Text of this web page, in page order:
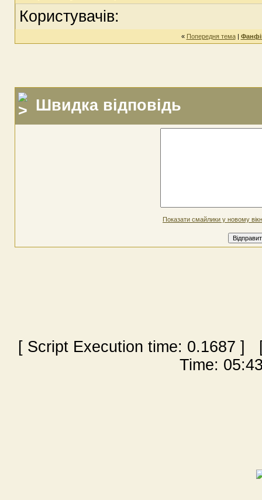
Користувачів:
« Попередня тема|
Швидка відповідь
Показати смайлики у новому
[ Script Execution time: 0.1687 ] [
Time: